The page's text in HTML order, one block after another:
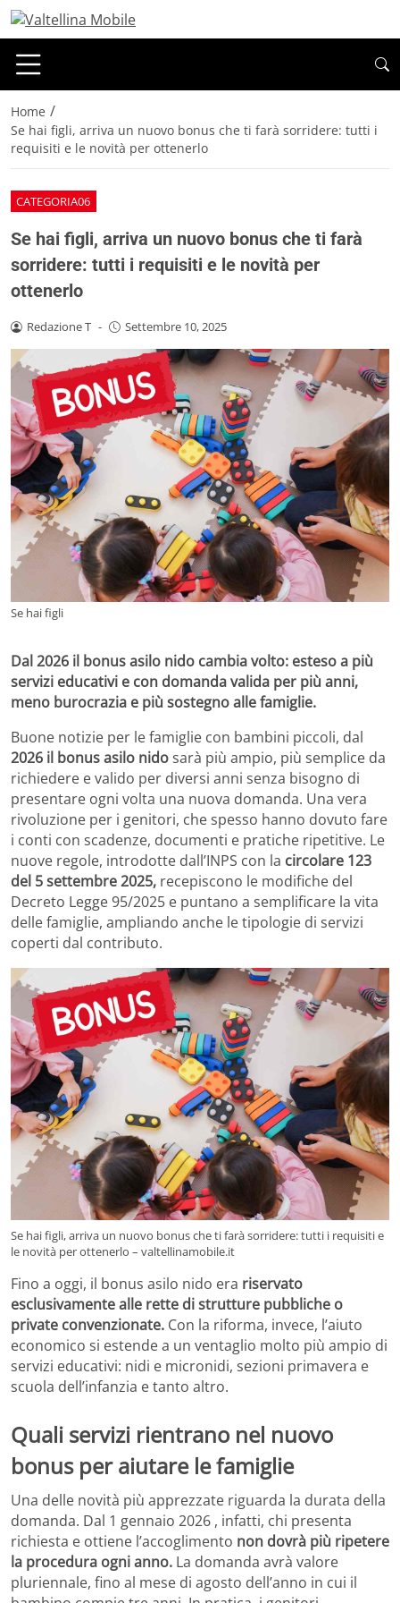
Home /
Se hai figli, arriva un nuovo bonus che ti farà sorridere: tutti i
requisiti e le novità per ottenerlo
CATEGORIA06
Se hai figli, arriva un nuovo bonus che ti farà
sorridere: tutti i requisiti e le novità per
ottenerlo
Redazione T - Settembre 10, 2025
Se hai figli
Dal 2026 il bonus asilo nido cambia volto: esteso a più
servizi educativi e con domanda valida per più anni,
meno burocrazia e più sostegno alle famiglie.
Buone notizie per le famiglie con bambini piccoli, dal
2026 il bonus asilo nidosarà più ampio, più semplice da
richiedere e valido per diversi anni senza bisogno di
presentare ogni volta una nuova domanda. Una vera
rivoluzione per i genitori, che spesso hanno dovuto fare
i conti con scadenze, documenti e pratiche ripetitive. Le
nuove regole, introdotte dall’INPS con la circolare 123
del 5 settembre 2025, recepiscono le modifiche del
Decreto Legge 95/2025 e puntano a semplificare la vita
delle famiglie, ampliando anche le tipologie di servizi
coperti dal contributo.
Se hai figli, arriva un nuovo bonus che ti farà sorridere: tutti i requisiti e
le novità per ottenerlo – valtellinamobile.it
Fino a oggi, il bonus asilo nido era riservato
esclusivamente alle rette di strutture pubbliche o
private convenzionate. Con la riforma, invece, l’aiuto
economico si estende a un ventaglio molto più ampio di
servizi educativi: nidi e micronidi, sezioni primavera e
scuola dell’infanzia e tanto altro.
Quali servizi rientrano nel nuovo
bonus per aiutare le famiglie
Una delle novità più apprezzate riguarda la durata della
domanda. Dal 1 gennaio 2026 , infatti, chi presenta
richiesta e ottiene l’accoglimento non dovrà più ripetere
la procedura ogni anno. La domanda avrà valore
pluriennale, fino al mese di agosto dell’anno in cui il